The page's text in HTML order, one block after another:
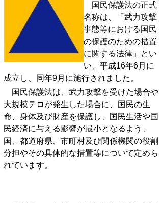
国民保護法の正式
名称は、「武力攻撃
事態等における国民
の保護のための措置
に関する法律」とい
い、平成16年6月に
成立し、同年9月に施行されました。
国民保護法は、武力攻撃を受けた場合や
大規模テロが発生した場合に、国民の生
命、身体及び財産を保護し、国民生活や国
民経済に与える影響が最小となるよう、
国、都道府県、市町村及び関係機関の役割
分担やその具体的な措置等について定めら
れています。